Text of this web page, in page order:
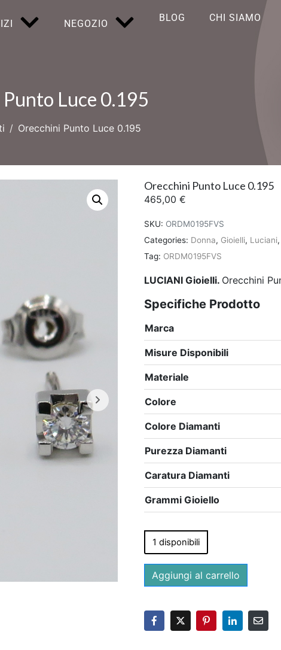
NEGOZIO
BLOG CHI SIAMO
Luce 0.195
Orecchini Punto Luce 0.195
Orecchini Punto Luce 0.195
465,00 €
SKU: ORDM0195FVS
Categories: Donna, Gioielli, Luciani,
Tag: ORDM0195FVS
LUCIANI Gioielli. Orecchini
Specifiche Prodotto
Marca
Misure Disponibili
Materiale
Colore
Colore Diamanti
Purezza Diamanti
Caratura Diamanti
Grammi Gioiello
1 disponibili
Aggiungi al carrello